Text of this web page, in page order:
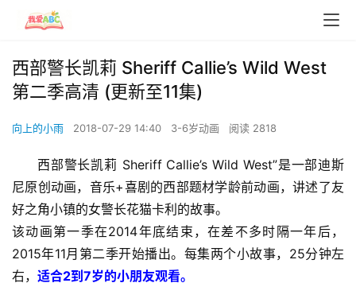
西部警长凯莉 Sheriff Callie’s Wild West
第二季高清 (更新至11集)
向上的小雨 2018-07-29 14:40 3-6岁动画 阅读 2818
西部警长凯莉 Sheriff Callie’s Wild West”是一部迪斯
尼原创动画，音乐+喜剧的西部题材学龄前动画，讲述了友
好之角小镇的女警长花猫卡利的故事。
该动画第一季在2014年底结束，在差不多时隔一年后，
2015年11月第二季开始播出。每集两个小故事，25分钟左
右， 适合2到7岁的小朋友观看。